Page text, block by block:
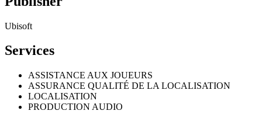
Ubisoft
Services
ASSISTANCE AUX JOUEURS
ASSURANCE QUALITÉ DE LA LOCALISATION
LOCALISATION
PRODUCTION AUDIO